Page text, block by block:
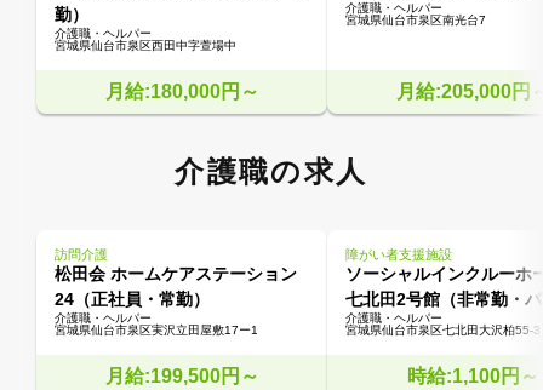
勤）
介護職・ヘルパー
宮城県仙台市泉区西田中字萱場中
月給:180,000円～
介護職・ヘルパー
宮城県仙台市泉区南光台7
月給:205,000円
介護職の求人
訪問介護
松田会 ホームケアステーション
24（正社員・常勤）
介護職・ヘルパー
宮城県仙台市泉区実沢立田屋敷17ー1
月給:199,500円～
障がい者支援施設
ソーシャルインクルーホ
七北田2号館（非常勤・
介護職・ヘルパー
宮城県仙台市泉区七北田大沢柏55-3
時給:1,100円～